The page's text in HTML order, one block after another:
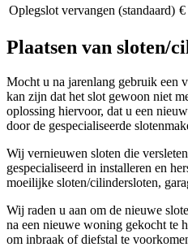
Oplegslot vervangen (standaard) €
Plaatsen van sloten/
Mocht u na jarenlang gebruik een
kan zijn dat het slot gewoon niet
oplossing hiervoor, dat u een
door de gespecialiseerde
Wij vernieuwen sloten die
gespecialiseerd in installeren en
moeilijke sloten/cilindersloten,
Wij raden u aan om de nieuwe
na een nieuwe woning gekocht te
om inbraak of diefstal te